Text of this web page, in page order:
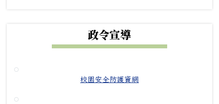
政令宣導
校園安全防護資網